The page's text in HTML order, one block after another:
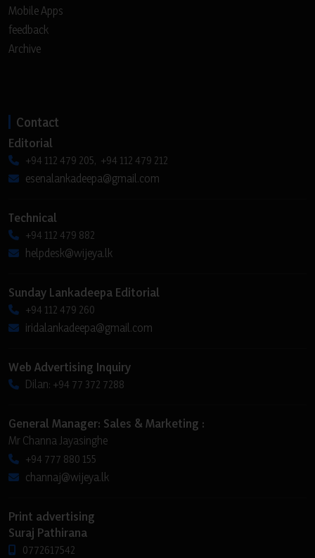
Mobile Apps
feedback
Archive
Contact
Editorial
+94 112 479 205, +94 112 479 212
esenalankadeepa@gmail.com
Technical
+94 112 479 882
helpdesk@wijeya.lk
Sunday Lankadeepa Editorial
+94 112 479 260
iridalankadeepa@gmail.com
Web Advertising Inquiry
Dilan: +94 77 372 7288
General Manager: Sales & Marketing :
Mr Channa Jayasinghe
+94 777 880 155
channaj@wijeya.lk
Print advertising
Suraj Pathirana
0772617542